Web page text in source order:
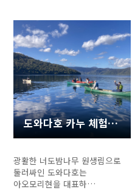
도와다호 카누 체험 투어
광활한 너도밤나무 원생림으로
둘러싸인 도와다호는
아오모리현을 대표하…